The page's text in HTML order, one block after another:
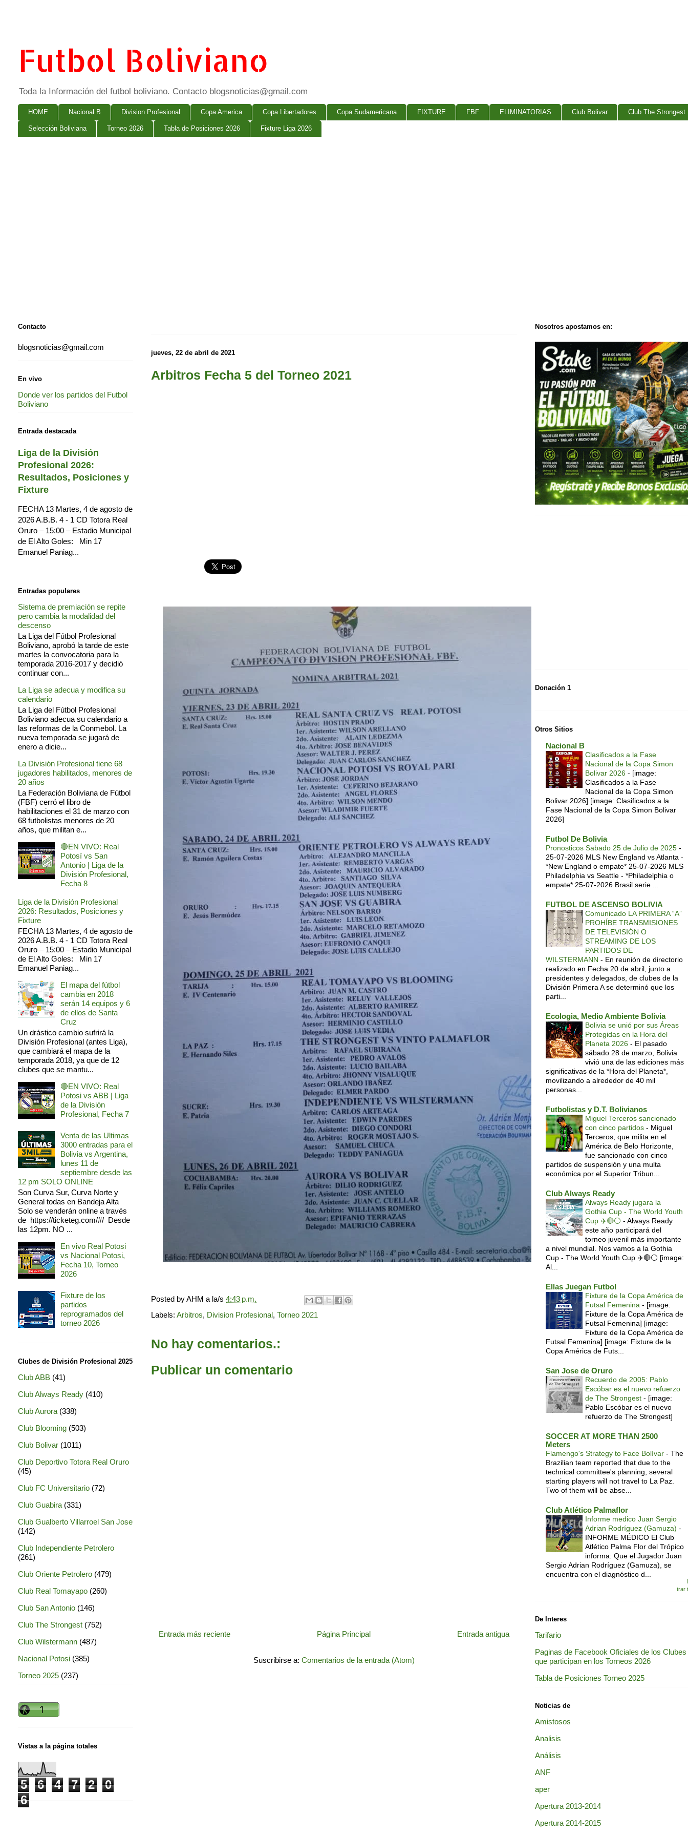
Futbol Boliviano
Toda la Información del futbol boliviano. Contacto blogsnoticias@gmail.com
HOME Nacional B Division Profesional Copa America Copa Libertadores Copa Sudamericana FIXTURE FBF ELIMINATORIAS Club Bolivar Club The Strongest
Selección Boliviana Torneo 2026 Tabla de Posiciones 2026 Fixture Liga 2026
jueves, 22 de abril de 2021
Arbitros Fecha 5 del Torneo 2021
Posted byAHM a la/s 4:43 p.m.
Labels: Arbitros, Division Profesional, Torneo 2021
No hay comentarios.:
Publicar un comentario
Entrada más reciente Entrada antigua
Página Principal
Suscribirse a: Comentarios de la entrada (Atom)
Contacto
blogsnoticias@gmail.com
En vivo
Donde ver los partidos del Futbol
Boliviano
Entrada destacada
Liga de la División
Profesional 2026:
Resultados, Posiciones y
Fixture
FECHA 13 Martes, 4 de agosto de
2026 A.B.B. 4 - 1 CD Totora Real
Oruro – 15:00 – Estadio Municipal
de El Alto Goles: Min 17
Emanuel Paniag...
Entradas populares
Sistema de premiación se repite
pero cambia la modalidad del
descenso
La Liga del Fútbol Profesional
Boliviano, aprobó la tarde de este
martes la convocatoria para la
temporada 2016-2017 y decidió
continuar con...
La Liga se adecua y modifica su
calendario
La Liga del Fútbol Profesional
Boliviano adecua su calendario a
las reformas de la Conmebol. La
nueva temporada se jugará de
enero a dicie...
La División Profesional tiene 68
jugadores habilitados, menores de
20 años
La Federación Boliviana de Fútbol
(FBF) cerró el libro de
habilitaciones el 31 de marzo con
68 futbolistas menores de 20
años, que militan e...
🔴EN VIVO: Real
Potosí vs San
Antonio | Liga de la
División Profesional,
Fecha 8
Liga de la División Profesional
2026: Resultados, Posiciones y
Fixture
FECHA 13 Martes, 4 de agosto de
2026 A.B.B. 4 - 1 CD Totora Real
Oruro – 15:00 – Estadio Municipal
de El Alto Goles: Min 17
Emanuel Paniag...
El mapa del fútbol
cambia en 2018
serán 14 equipos y 6
de ellos de Santa
Cruz
Un drástico cambio sufrirá la
División Profesional (antes Liga),
que cambiará el mapa de la
temporada 2018, ya que de 12
clubes que se mantu...
🔴EN VIVO: Real
Potosi vs ABB | Liga
de la División
Profesional, Fecha 7
Venta de las Ultimas
3000 entradas para el
Bolivia vs Argentina,
lunes 11 de
septiembre desde las
12 pm SOLO ONLINE
Son Curva Sur, Curva Norte y
General todas en Bandeja Alta
Solo se venderán online a través
de https://ticketeg.com/#/ Desde
las 12pm. NO ...
En vivo Real Potosi
vs Nacional Potosi,
Fecha 10, Torneo
2026
Fixture de los
partidos
reprogramados del
torneo 2026
Clubes de División Profesional 2025
Club ABB (41)
Club Always Ready (410)
Club Aurora (338)
Club Blooming (503)
Club Bolivar (1011)
Club Deportivo Totora Real Oruro
(45)
Club FC Universitario (72)
Club Guabira (331)
Club Gualberto Villarroel San Jose
(142)
Club Independiente Petrolero
(261)
Club Oriente Petrolero (479)
Club Real Tomayapo (260)
Club San Antonio (146)
Club The Strongest (752)
Club Wilstermann (487)
Nacional Potosi (385)
Torneo 2025 (237)
Vistas a la página totales
5 6 4 7 2
0
6
Nosotros apostamos en:
Donación 1
Otros Sitios
Nacional B
Clasificados a la Fase
Nacional de la Copa Simon
Bolivar 2026 - [image:
Clasificados a la Fase
Nacional de la Copa Simon
Bolivar 2026] [image: Clasificados a la
Fase Nacional de la Copa Simon Bolivar
2026]
Futbol De Bolivia
Pronosticos Sabado 25 de Julio de 2025 -
25-07-2026 MLS New England vs Atlanta -
*New England o empate* 25-07-2026 MLS
Philadelphia vs Seattle - *Philadelphia o
empate* 25-07-2026 Brasil serie ...
FUTBOL DE ASCENSO BOLIVIA
Comunicado LA PRIMERA “A”
PROHÍBE TRANSMISIONES
DE TELEVISIÓN O
STREAMING DE LOS
PARTIDOS DE
WILSTERMANN - En reunión de directorio
realizado en Fecha 20 de abril, junto a
presidentes y delegados, de clubes de la
División Primera A se determinó que los
parti...
Ecologia, Medio Ambiente Bolivia
Bolivia se unió por sus Áreas
Protegidas en la Hora del
Planeta 2026 - El pasado
sábado 28 de marzo, Bolivia
vivió una de las ediciones más
significativas de la *Hora del Planeta*,
movilizando a alrededor de 40 mil
personas...
Futbolistas y D.T. Bolivianos
Miguel Terceros sancionado
con cinco partidos - Miguel
Terceros, que milita en el
América de Belo Horizonte,
fue sancionado con cinco
partidos de suspensión y una multa
económica por el Superior Tribun...
Club Always Ready
Always Ready jugara la
Gothia Cup - The World Youth
Cup ✈️🔴⚪️ - Always Ready
este año participará del
torneo juvenil más importante
a nivel mundial. Nos vamos a la Gothia
Cup - The World Youth Cup ✈️🔴⚪️ [image:
Al...
Ellas Juegan Futbol
Fixture de la Copa América de
Futsal Femenina - [image:
Fixture de la Copa América de
Futsal Femenina] [image:
Fixture de la Copa América de
Futsal Femenina] [image: Fixture de la
Copa América de Futs...
San Jose de Oruro
Recuerdo de 2005: Pablo
Escóbar es el nuevo refuerzo
de The Strongest - [image:
Pablo Escóbar es el nuevo
refuerzo de The Strongest]
SOCCER AT MORE THAN 2500
Meters
Flamengo's Strategy to Face Bolívar - The
Brazilian team reported that due to the
technical committee's planning, several
starting players will not travel to La Paz.
Two of them will be abse...
Club Atlético Palmaflor
Informe medico Juan Sergio
Adrian Rodríguez (Gamuza) -
INFORME MÉDICO El Club
Atlético Palma Flor del Trópico
informa: Que el Jugador Juan
Sergio Adrian Rodríguez (Gamuza), se
encuentra con el diagnóstico d...
trar
De Interes
Tarifario
Paginas de Facebook Oficiales de los Clubes
que participan en los Torneos 2026
Tabla de Posiciones Torneo 2025
Noticias de
Amistosos
Analisis
Análisis
ANF
aper
Apertura 2013-2014
Apertura 2014-2015